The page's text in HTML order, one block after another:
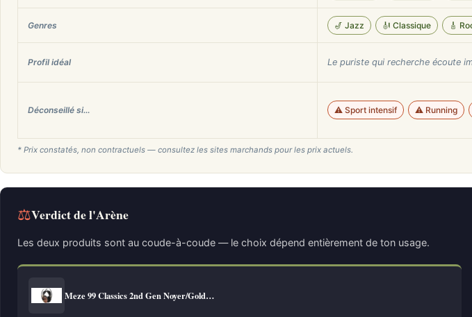
Genres 🎷 Jazz 🎻 Classique 🎸
Profil idéal Le puriste qui recherche écoute
Déconseillé si… ⚠️ Sport intensif ⚠️ Running
* Prix constatés, non contractuels — consultez les sites marchands pour les prix actuels.
⚖Verdict de l'Arène
Les deux produits sont au coude-à-coude — le choix dépend entièrement de ton usage.
Meze 99 Classics 2nd Gen Noyer/Gold…